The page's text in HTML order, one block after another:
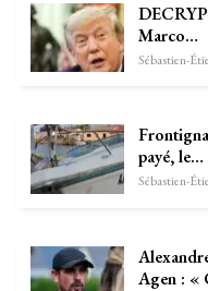
Marco…
payé, le…
Agen : «